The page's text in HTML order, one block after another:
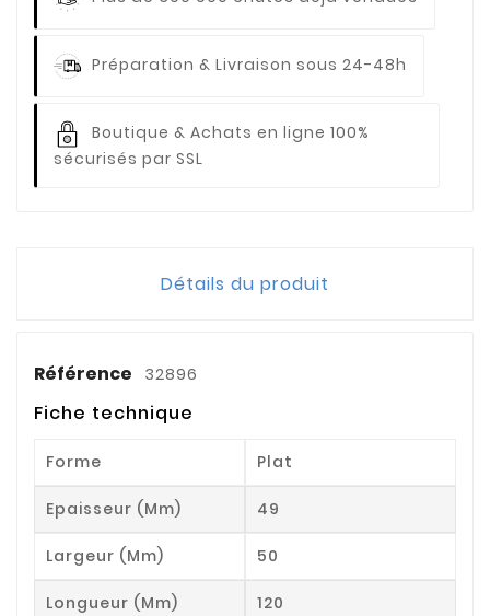
Préparation & Livraison sous 24-48h
Boutique & Achats en ligne 100%
sécurisés par SSL
Détails du produit
Référence 32896
Fiche technique
Forme Plat
Epaisseur (mm) 49
Largeur (mm) 50
Longueur (mm) 120